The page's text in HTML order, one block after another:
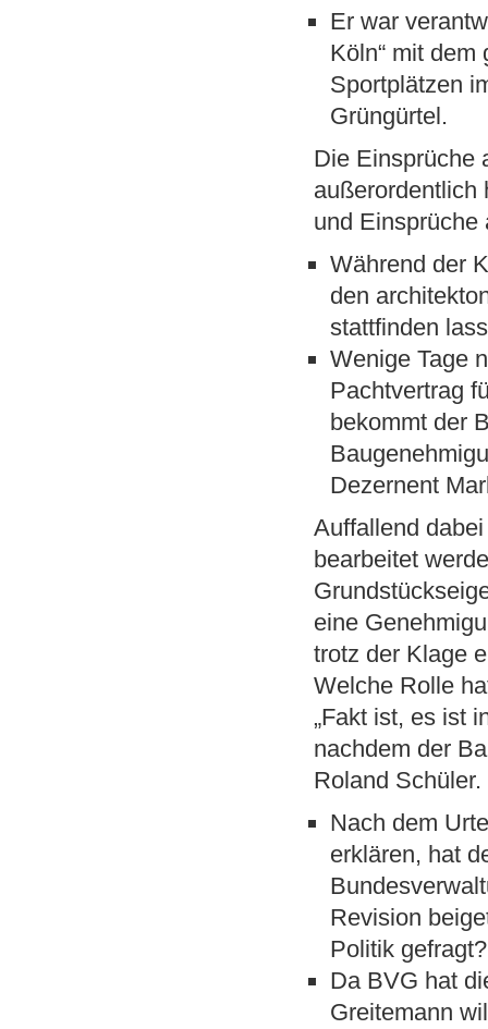
Er war
Köln“ mit
Sportplätzen
Grüngürtel.
Die Einsprüche
außerordentlich
und Einsprüche
Während der
den
stattfinden
Wenige Tage
Pachtvertrag
bekommt der
Dezernent
Auffallend
bearbeitet
eine
trotz der Klage
Welche Rolle
„Fakt ist, es ist
nachdem der
Roland Schüler.
Nach dem
erklären, hat
Revision
Politik gefragt?
Da BVG hat
Greitemann